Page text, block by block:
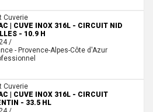
nid d'abeilles - 10.9 H
Cuverie
| CUVE INOX 316L - CIRCUIT NID
- 10.9 H
/
- Provence-Alpes-Côte d'Azur
serpentin - 33.5 HL
Cuverie
| CUVE INOX 316L - CIRCUIT
- 33.5 HL